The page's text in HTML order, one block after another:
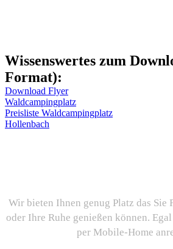
Wissenswertes zum
Format):
Download Flyer
Waldcampingplatz
Preisliste Waldcampingplatz
Hollenbach
Wir bieten Ihnen genug Platz das Sie
oder Ihre Ruhe genießen können.
per Mobile-Home